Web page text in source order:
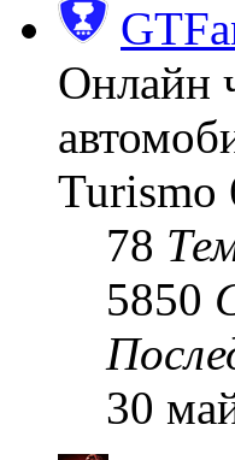
Онлайн
Turismo
78
5850
30